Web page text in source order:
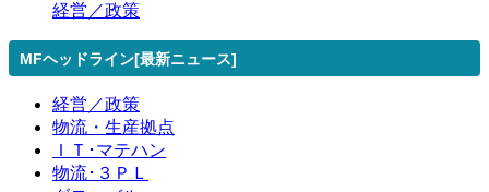
経営／政策
MFヘッドライン[最新ニュース]
経営／政策
物流・生産拠点
ＩＴ･マテハン
物流･３ＰＬ